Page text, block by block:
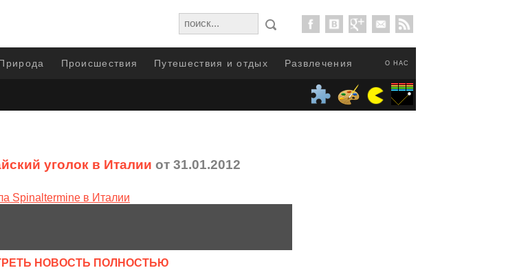
О НАС
Происшествия Путешествия и отдых Развлечения
уголок в Италии от 31.01.2012
НОВОСТЬ ПОЛНОСТЬЮ